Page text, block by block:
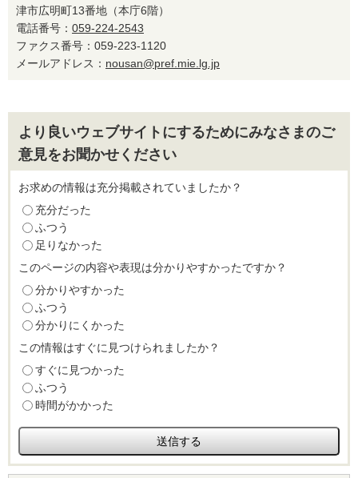
津市広明町13番地（本庁6階）
電話番号： 059-224-2543
ファクス番号：059-223-1120
メールアドレス： nousan@pref.mie.lg.jp
より良いウェブサイトにするためにみなさまのご
意見をお聞かせください
お求めの情報は充分掲載されていましたか？
充分だった
ふつう
足りなかった
このページの内容や表現は分かりやすかったですか？
分かりやすかった
ふつう
分かりにくかった
この情報はすぐに見つけられましたか？
すぐに見つかった
ふつう
時間がかかった